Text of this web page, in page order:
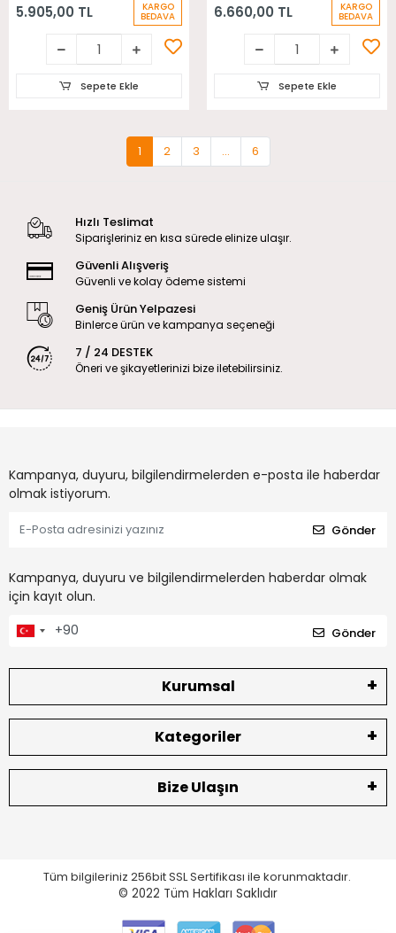
5.905,00 TL KARGO
BEDAVA
Sepete Ekle
6.660,00 TL KARGO
BEDAVA
Sepete Ekle
1 2 3 ... 6
Hızlı Teslimat
Siparişleriniz en kısa sürede elinize ulaşır.
Güvenli Alışveriş
Güvenli ve kolay ödeme sistemi
Geniş Ürün Yelpazesi
Binlerce ürün ve kampanya seçeneği
7 / 24 DESTEK
Öneri ve şikayetlerinizi bize iletebilirsiniz.
Kampanya, duyuru, bilgilendirmelerden e-posta ile haberdar
olmak istiyorum.
Gönder
Kampanya, duyuru ve bilgilendirmelerden haberdar olmak
için kayıt olun.
Gönder
Kurumsal
Kategoriler
Bize Ulaşın
Tüm bilgileriniz 256bit SSL Sertifikası ile korunmaktadır.
© 2022 Tüm Hakları Saklıdır